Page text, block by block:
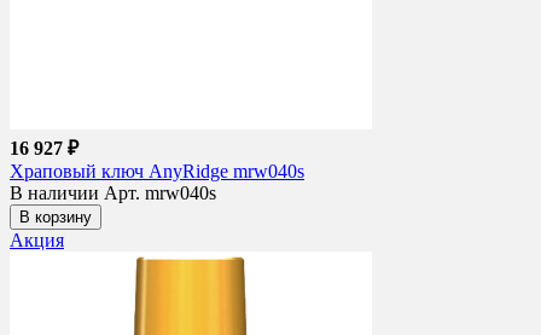
16 927 ₽
Храповый ключ AnyRidge mrw040s
В наличии Арт. mrw040s
В корзину
Акция